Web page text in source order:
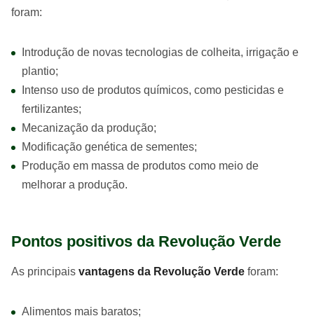
foram:
Introdução de novas tecnologias de colheita, irrigação e
plantio;
Intenso uso de produtos químicos, como pesticidas e
fertilizantes;
Mecanização da produção;
Modificação genética de sementes;
Produção em massa de produtos como meio de
melhorar a produção.
Pontos positivos da Revolução Verde
As principais vantagens da Revolução Verde foram:
Alimentos mais baratos;